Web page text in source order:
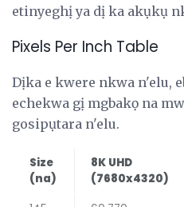
etinyeghị ya dị ka akụkụ
Pixels Per Inch Table
Dịka e kwere nkwa n'elu,
echekwa gị mgbakọ na
gosipụtara n'elu.
Size
(na)
8K UHD
(7680x4320)